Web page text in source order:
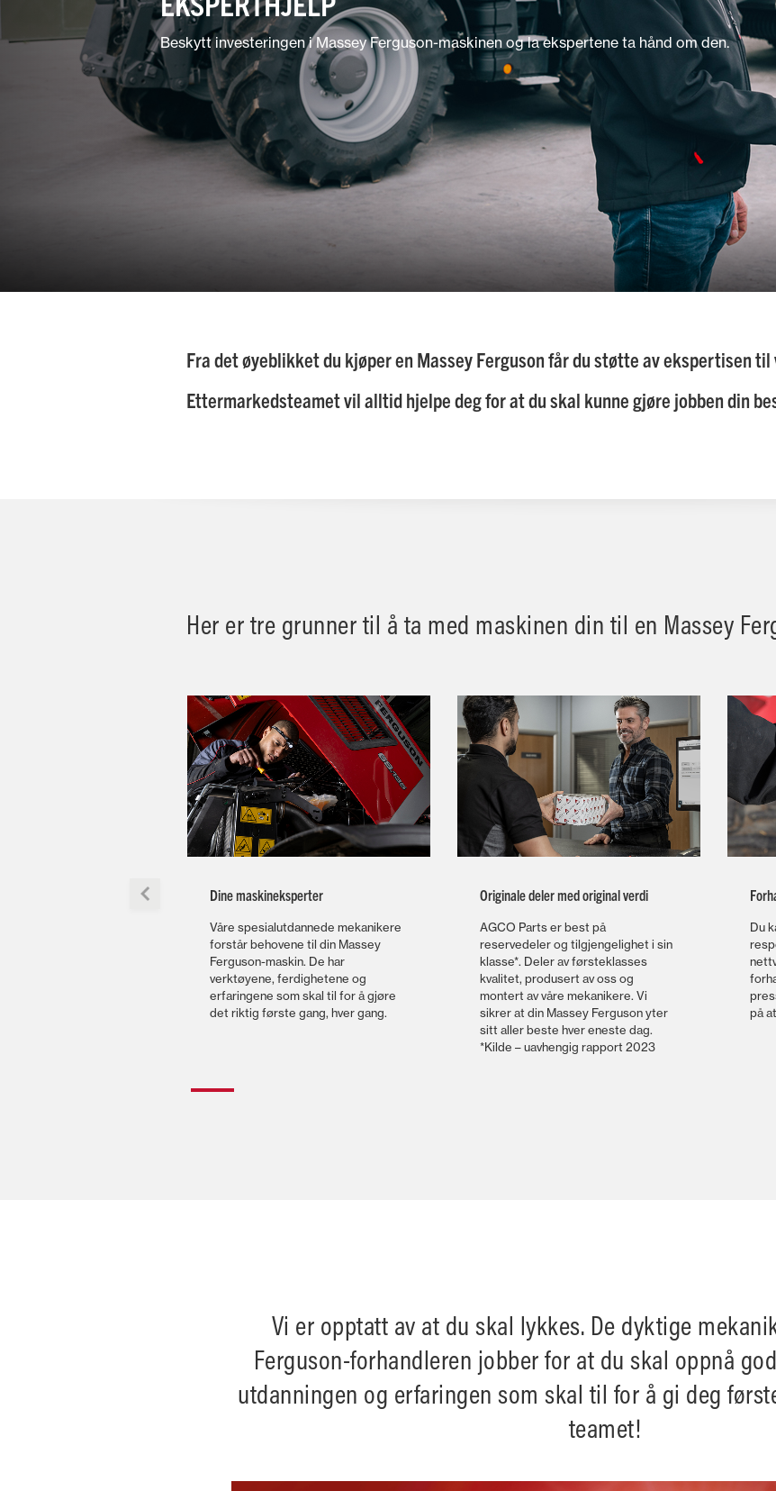
Park-/hagearbeid
Kombinasjonslandbruk
Beskytt investeringen i Massey Ferguson-maskinen og la ekspertene ta hånd om den.
Fra det øyeblikket du kjøper en Massey Ferguson får du støtte av ekspertisen
Ettermarkedsteamet vil alltid hjelpe deg for at du skal kunne gjøre jobben din
Her er tre grunner til å ta med maskinen din til en Massey
Dine maskineksperter
Våre spesialutdannede mekanikere
forstår behovene til din Massey
Ferguson-maskin. De har
verktøyene, ferdighetene og
erfaringene som skal til for å gjøre
det riktig første gang, hver gang.
Originale deler med original verdi
AGCO Parts er best på
reservedeler og tilgjengelighet i sin
klasse*. Deler av førsteklasses
kvalitet, produsert av oss og
montert av våre mekanikere. Vi
sikrer at din Massey Ferguson yter
sitt aller beste hver eneste dag.
*Kilde – uavhengig rapport 2023
Du
på
Vi er opptatt av at du skal lykkes. De dyktige
Ferguson-forhandleren jobber for at du skal oppnå
utdanningen og erfaringen som skal til for å gi deg
teamet!